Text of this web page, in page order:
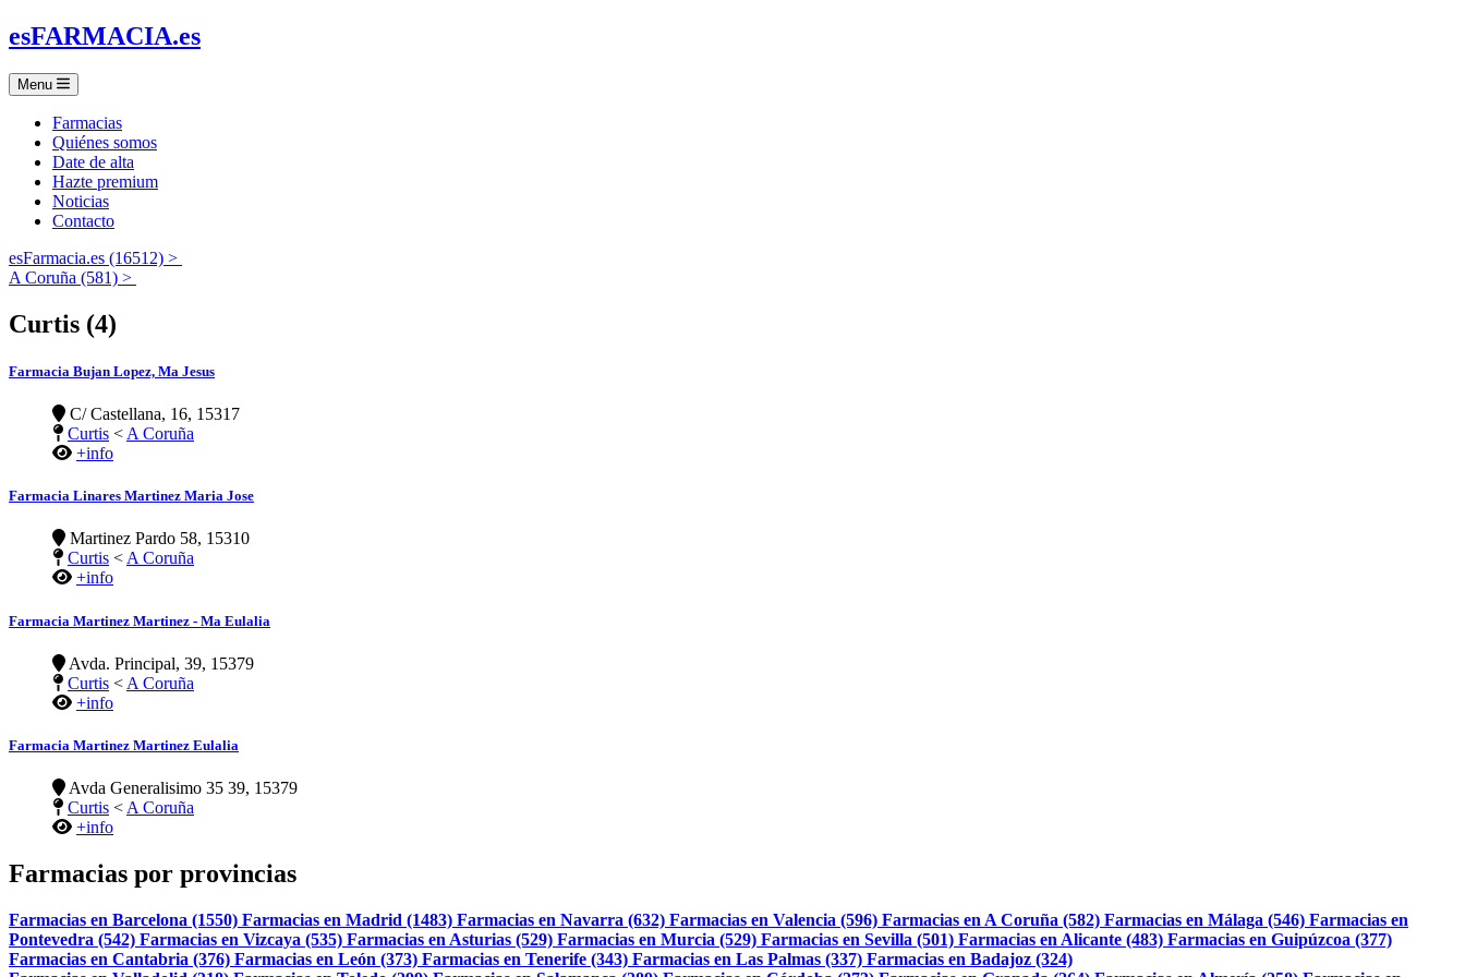
esFARMACIA.es
Menu
Farmacias
Quiénes somos
Date de alta
Hazte premium
Noticias
Contacto
esFarmacia.es (16512) >
A Coruña (581) >
Curtis (4)
Farmacia Bujan Lopez, Ma Jesus
C/ Castellana, 16, 15317
Curtis < A Coruña
+info
Farmacia Linares Martinez Maria Jose
Martinez Pardo 58, 15310
Curtis <A Coruña
+info
Farmacia Martinez Martinez - Ma Eulalia
Avda. Principal, 39, 15379
Curtis < A Coruña
+info
Farmacia Martinez Martinez Eulalia
Avda Generalisimo 35 39, 15379
Curtis < A Coruña
+info
Farmacias por provincias
Farmacias en Barcelona (1550) Farmacias en Madrid (1483) Farmacias en Navarra (632) Farmacias en Valencia (596) Farmacias en A Coruña (582) Farmacias en Málaga (546) Farmacias en
Pontevedra (542) Farmacias en Vizcaya (535) Farmacias en Asturias (529) Farmacias en Murcia (529) Farmacias en Sevilla (501) Farmacias en Alicante (483) Farmacias en Guipúzcoa (377)
Farmacias en Cantabria (376) Farmacias en León (373) Farmacias en Tenerife (343) Farmacias en Las Palmas (337) Farmacias en Badajoz (324)